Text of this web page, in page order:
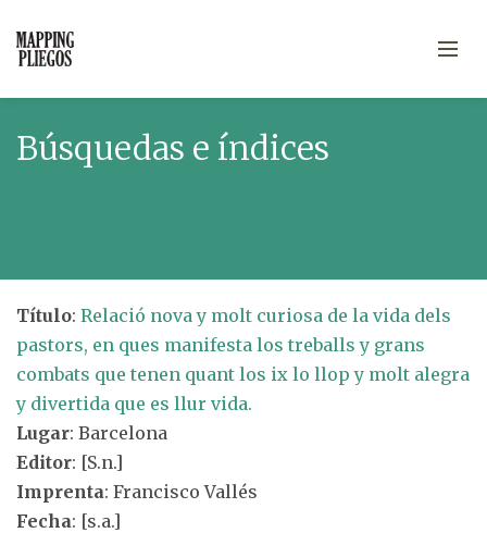
Búsquedas e índices
Título: Relació nova y molt curiosa de la vida dels
pastors, en ques manifesta los treballs y grans
combats que tenen quant los ix lo llop y molt alegra
y divertida que es llur vida.
Lugar: Barcelona
Editor: [S.n.]
Imprenta: Francisco Vallés
Fecha: [s.a.]